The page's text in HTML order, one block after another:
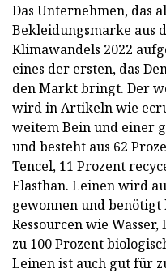
Das Unternehmen, das
Bekleidungsmarke aus
Klimawandels 2022
eines der ersten, das
den Markt bringt. Der
wird in Artikeln wie
weitem Bein und einer
und besteht aus 62
Tencel, 11 Prozent
Elasthan. Leinen wird
gewonnen und
Ressourcen wie
zu 100 Prozent
Leinen ist auch gut für